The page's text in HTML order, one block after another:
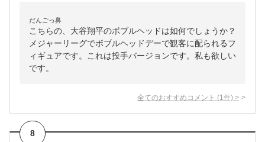
だんごっ鼻
こちらの、大谷翔平のボブルヘッドは如何でしょうか？
メジャーリーグでボブルヘッドデーで観客に配られるフ
ィギュアです。これは投手バージョンです。私も欲しい
です。
全てのおすすめコメント (1 件) >
8